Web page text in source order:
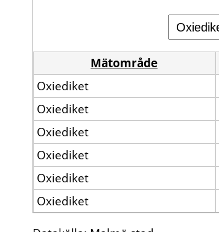
Mätområde
Oxiediket
Oxiediket
Oxiediket
Oxiediket
Oxiediket
Oxiediket